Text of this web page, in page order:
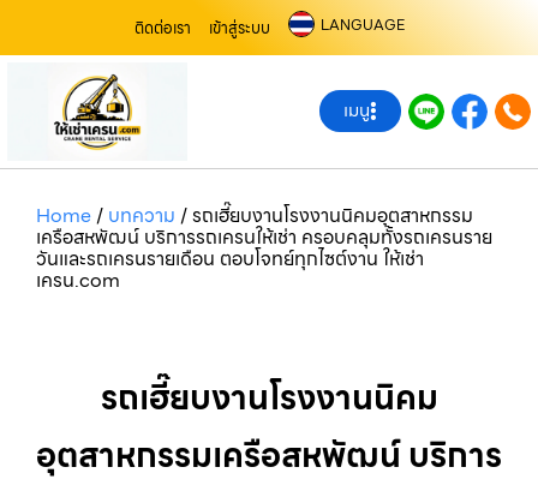
ติดต่อเรา เข้าสู่ระบบ LANGUAGE
เมนู
Home/ บทความ /รถเฮี๊ยบงานโรงงานนิคมอุตสาหกรรม
เครือสหพัฒน์ บริการรถเครนให้เช่า ครอบคลุมทั้งรถเครนราย
วันและรถเครนรายเดือน ตอบโจทย์ทุกไซต์งาน ให้เช่า
เครน.com
รถเฮี๊ยบงานโรงงานนิคม
อุตสาหกรรมเครือสหพัฒน์ บริการ